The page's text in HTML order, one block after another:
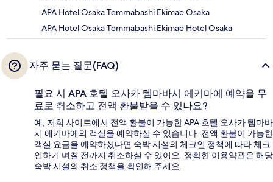
APA Hotel Osaka Temmabashi Ekimae Osaka
APA Hotel Osaka Temmabashi Ekimae Hotel Osaka
자주 묻는 질문(FAQ)
필요 시 APA 호텔 오사카 템마바시 에키마에 예약을 무
료로 취소하고 전액 환불받을 수 있나요?
예, 저희 사이트에서 전액 환불이 가능한 APA 호텔 오사카 템마바
시 에키마에의 객실을 예약하실 수 있습니다. 전액 환불이 가능한
객실 요금을 예약하셨다면 숙박 시설의 체크인 정책에 따라 체크
인하기 며칠 전까지 취소하실 수 있어요. 정확한 이용약관은 해당
숙박 시설의 취소 정책을 확인해 주세요.